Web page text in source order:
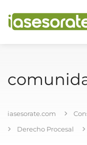
iasesorate.com
Derecho Procesal